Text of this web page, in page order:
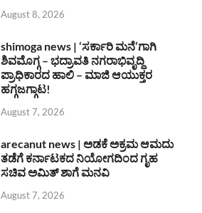
August 8, 2026
shimoga news | ‘ಸರ್ಕಾರಿ ಮನೆ’ಗಾಗಿ
ಶಿವಮೊಗ್ಗ – ಭದ್ರಾವತಿ ನಗರಾಭಿವೃದ್ದಿ
ಪ್ರಾಧಿಕಾರದ ಹಾಲಿ – ಮಾಜಿ ಆಯುಕ್ತರ
ಹಗ್ಗಜಗ್ಗಾಟ!
August 7, 2026
arecanut news | ಅಡಕೆ ಅಕ್ರಮ ಆಮದು
ತಡೆಗೆ ಕರ್ನಾಟಕದ ನಿಯೋಗದಿಂದ ಗೃಹ
ಸಚಿವ ಅಮಿತ್ ಶಾಗೆ ಮನವಿ
August 7, 2026